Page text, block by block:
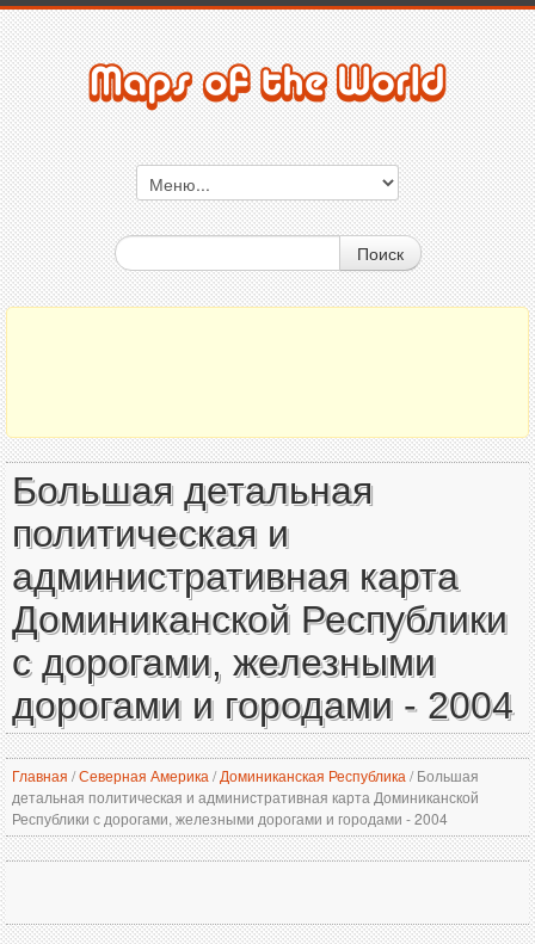
Поиск
Большая детальная
политическая и
административная карта
Доминиканской Республики
с дорогами, железными
дорогами и городами - 2004
Главная /Северная Америка / Доминиканская Республика /Большая
детальная политическая и административная карта Доминиканской
Республики с дорогами, железными дорогами и городами - 2004